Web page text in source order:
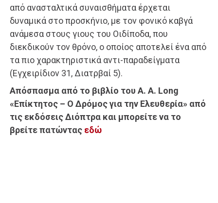
από ανασταλτικά συναισθήματα έρχεται
δυναμικά στο προσκήνιο, με τον φονικό καβγά
ανάμεσα στους γιους του Οιδίποδα, που
διεκδικούν τον θρόνο, ο οποίος αποτελεί ένα από
τα πιο χαρακτηριστικά αντι-παραδείγματα
(Εγχειρίδιον 31, Διατρβαί 5).
Απόσπασμα από το βιβλίο του A. A. Long
«Επίκτητος – Ο Δρόμος για την Ελευθερία» από
τις εκδόσεις Διόπτρα και μπορείτε να το
βρείτε πατώντας εδώ